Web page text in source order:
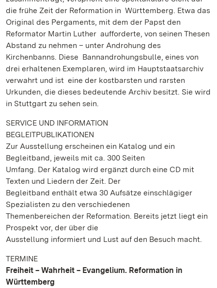
die frühe Zeit der Reformation in Württemberg. Etwa das
Original des Pergaments, mit dem der Papst den
Reformator Martin Luther aufforderte, von seinen Thesen
Abstand zu nehmen – unter Androhung des
Kirchenbanns. Diese Bannandrohungsbulle, eines von
drei erhaltenen Exemplaren, wird im Hauptstaatsarchiv
verwahrt und ist eine der kostbarsten und rarsten
Urkunden, die dieses bedeutende Archiv besitzt. Sie wird
in Stuttgart zu sehen sein.
SERVICE UND INFORMATION
BEGLEITPUBLIKATIONEN
Zur Ausstellung erscheinen ein Katalog und ein
Begleitband, jeweils mit ca. 300 Seiten
Umfang. Der Katalog wird ergänzt durch eine CD mit
Texten und Liedern der Zeit. Der
Begleitband enthält etwa 30 Aufsätze einschlägiger
Spezialisten zu den verschiedenen
Themenbereichen der Reformation. Bereits jetzt liegt ein
Prospekt vor, der über die
Ausstellung informiert und Lust auf den Besuch macht.
TERMINE
Freiheit – Wahrheit – Evangelium. Reformation in
Württemberg